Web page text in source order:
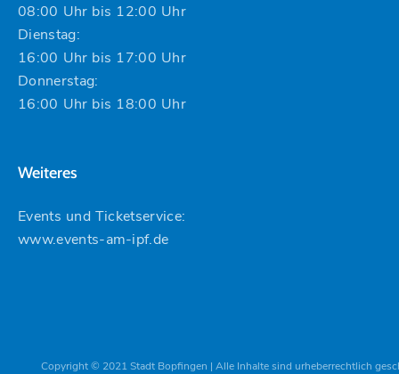
08:00 Uhr bis 12:00 Uhr
Dienstag:
16:00 Uhr bis 17:00 Uhr
Donnerstag:
16:00 Uhr bis 18:00 Uhr
Weiteres
Events und Ticketservice:
www.events-am-ipf.de
Copyright © 2021 Stadt Bopfingen | Alle Inhalte sind urheberrechtlich